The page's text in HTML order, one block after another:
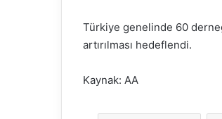
Türkiye genelinde 60
artırılması hedeflendi.
Kaynak: AA